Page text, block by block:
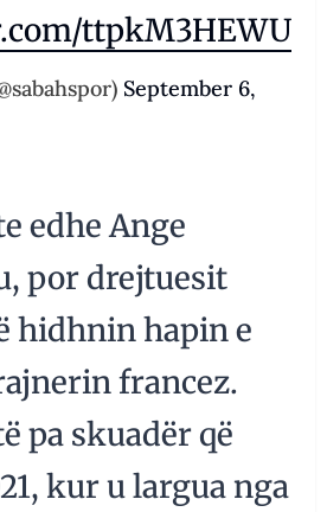
ttpkM3HEWU
September 6,
edhe Ange
por drejtuesit
hidhnin hapin e
francez.
pa skuadër që
kur u largua nga